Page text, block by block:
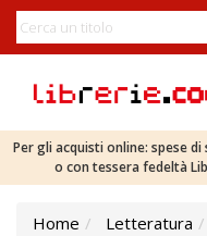
Per gli acquisti online: spese
o con tessera fedeltà
Home Letteratura